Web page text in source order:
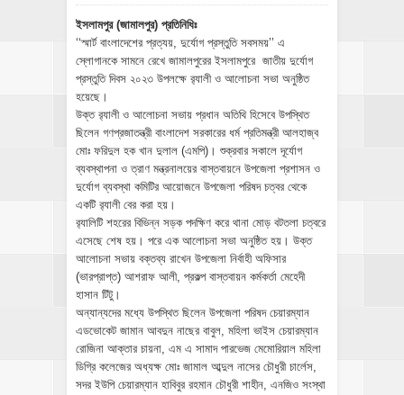
ইসলামপুর (জামালপুর) প্রতিনিধিঃ
‘‘স্মার্ট বাংলাদেশের প্রত্যয়, দুর্যোগ প্রস্তুতি সবসময়’’ এ
স্লোগানকে সামনে রেখে জামালপুরের ইসলামপুরে জাতীয় দুর্যোগ
প্রস্তুতি দিবস ২০২৩ উপলক্ষে র‌্যালী ও আলোচনা সভা অনুষ্ঠিত
হয়েছে।
উক্ত র‌্যালী ও আলোচনা সভায় প্রধান অতিথি হিসেবে উপস্থিত
ছিলেন গণপ্রজাতন্ত্রী বাংলাদেশ সরকারের ধর্ম প্রতিমন্ত্রী আলহাজ্ব
মোঃ ফরিদুল হক খান দুলাল (এমপি)। শুক্রবার সকালে দূর্যোগ
ব্যবস্থাপনা ও ত্রাণ মন্ত্রনালয়ের বাস্তবায়নে উপজেলা প্রশাসন ও
দুর্যোগ ব্যবস্থা কমিটির আয়োজনে উপজেলা পরিষদ চত্বর থেকে
একটি র‌্যালী বের করা হয়।
র‌্যালিটি শহরের বিভিন্ন সড়ক পদক্ষিণ করে থানা মোড় বটতলা চত্বরে
এসেছে শেষ হয়। পরে এক আলোচনা সভা অনুষ্ঠিত হয়। উক্ত
আলোচনা সভায় বক্তব্য রাখেন উপজেলা নির্বাহী অফিসার
(ভারপ্রাপ্ত) আশরাফ আলী, প্রকল্প বাস্তবায়ন কর্মকর্তা মেহেদী
হাসান টিটু।
অন্যান্যদের মধ্যে উপস্থিত ছিলেন উপজেলা পরিষদ চেয়ারম্যান
এডভোকেট জামান আবদুন নাছের বাবুল, মহিলা ভাইস চেয়ারম্যান
রোজিনা আক্তার চায়না, এম এ সামাদ পারভেজ মেমোরিয়াল মহিলা
ডিগ্রি কলেজের অধ্যক্ষ মোঃ জামাল আব্দুল নাসের চৌধুরী চার্লেস,
সদর ইউপি চেয়ারম্যান হাবিবুর রহমান চৌধুরী শাহীন, এনজিও সংস্থা